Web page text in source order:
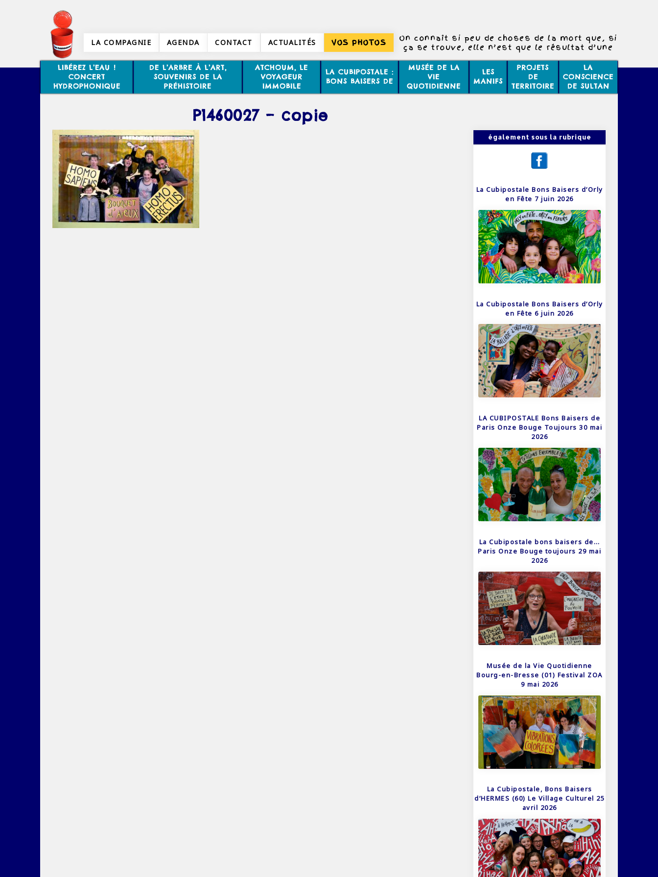
LA COMPAGNIE AGENDA CONTACT ACTUALITÉS VOS PHOTOS
On connaît si peu de choses de la mort que, si
ça se trouve, elle n’est que le résultat d’une
mauvaise scolarité.
LIBÉREZ L’EAU !
CONCERT
HYDROPHONIQUE
DE L’ARBRE À L’ART,
SOUVENIRS DE LA
PRÉHISTOIRE
ATCHOUM, LE
VOYAGEUR
IMMOBILE
LA CUBIPOSTALE :
BONS BAISERS DE
MUSÉE DE LA
VIE
QUOTIDIENNE
LES
MANIFS
PROJETS
DE
TERRITOIRE
LA
CONSCIENCE
DE SULTAN
P1460027 – copie
également sous la rubrique
La Cubipostale Bons Baisers d’Orly
en Fête 7 juin 2026
La Cubipostale Bons Baisers d’Orly
en Fête 6 juin 2026
LA CUBIPOSTALE Bons Baisers de
Paris Onze Bouge Toujours 30 mai
2026
La Cubipostale bons baisers de…
Paris Onze Bouge toujours 29 mai
2026
Musée de la Vie Quotidienne
Bourg-en-Bresse (01) Festival ZOA
9 mai 2026
La Cubipostale, Bons Baisers
d’HERMES (60) Le Village Culturel 25
avril 2026